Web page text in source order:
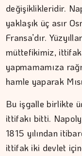
değişiklikleridir.
yaklaşık üç asır
Fransa’dır.
müttefikimiz,
yapmamamıza
hamle yaparak
Bu işgalle birlikte
ittifakı bitti.
1815 yılından
ittifak iki devlet
Nefes, agni ve